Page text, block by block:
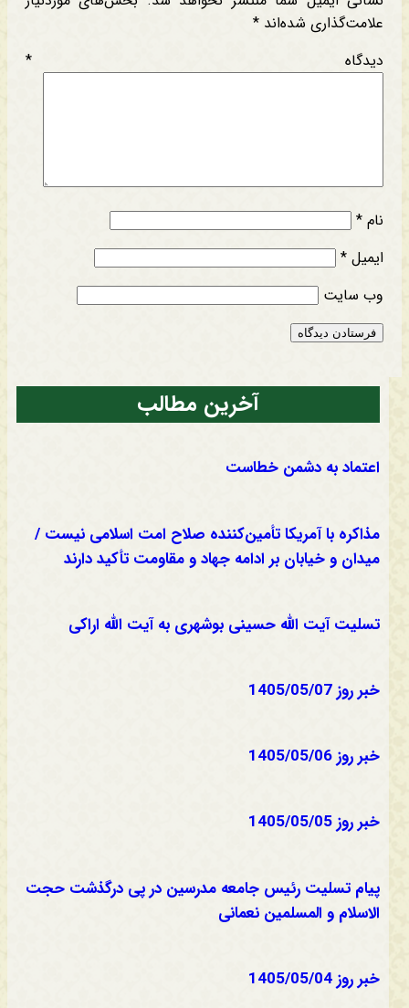
علامت‌گذاری شده‌اند *
دیدگاه *
نام *
ایمیل *
وب‌ سایت
آخرین مطالب
اعتماد به دشمن خطاست
مذاکره با آمریکا تأمین‌کننده صلاح امت اسلامی نیست /
میدان و خیابان بر ادامه جهاد و مقاومت تأکید دارند
تسلیت آیت الله حسینی بوشهری به آیت الله اراکی
خبر روز 1405/05/07
خبر روز 1405/05/06
خبر روز 1405/05/05
پیام تسلیت رئیس جامعه مدرسین در پی درگذشت حجت
الاسلام و المسلمین نعمانی
خبر روز 1405/05/04